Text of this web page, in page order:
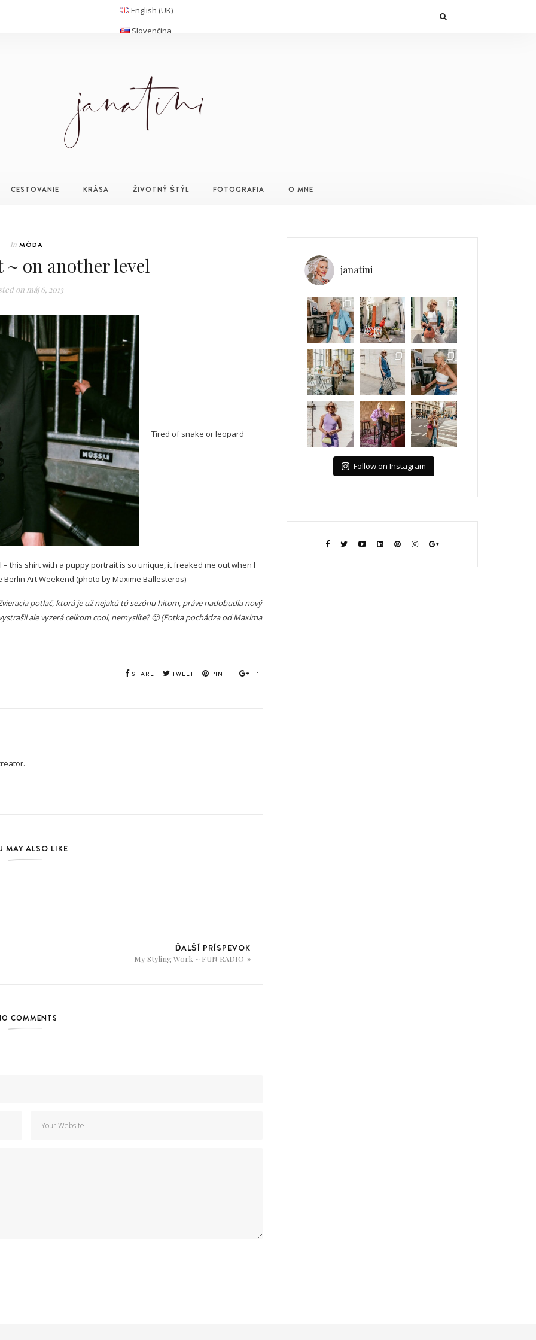
English (UK)
Slovenčina
CESTOVANIE KRÁSA ŽIVOTNÝ ŠTÝL FOTOGRAFIA O MNE
In MÓDA
on another level
on máj 6, 2013
Tired of snake or leopard
this shirt with a puppy portrait is so unique, it freaked me out when I
Art Weekend (photo by Maxime Ballesteros)
potlač, ktorá je už nejakú tú sezónu hitom, práve nadobudla nový
ale vyzerá celkom cool, nemyslíte? 🙂 (Fotka pochádza od Maxima
SHARE TWEET PIN IT +1
MAY ALSO LIKE
ĎALŠÍ PRÍSPEVOK
My Styling Work ~ FUN RADIO
COMMENTS
janatini
Follow on Instagram